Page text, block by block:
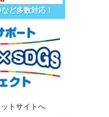
ど多数対応！